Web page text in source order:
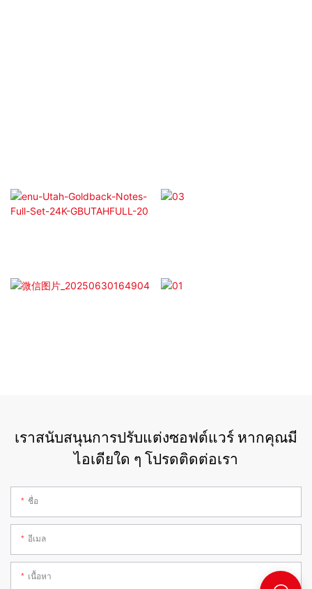
เราสนับสนุนการปรับแต่งซอฟต์แวร์ หากคุณมี
ไอเดียใด ๆ โปรดติดต่อเรา
ชื่อ
อีเมล
เนื้อหา